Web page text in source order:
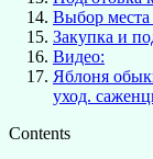
Выбор
Закупка и
Видео:
Яблоня
уход.
Contents